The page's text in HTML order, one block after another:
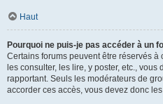
Haut
Pourquoi ne puis-je pas accéder à un
Certains forums peuvent être réservés
les consulter, les lire, y poster, etc., vous
rapportant. Seuls les modérateurs de
accorder ces accès, vous devez donc